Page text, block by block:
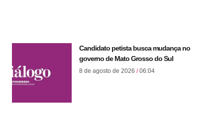
Candidato petista busca mudança no
governo de Mato Grosso do Sul
8 de agosto de 2026 06:04